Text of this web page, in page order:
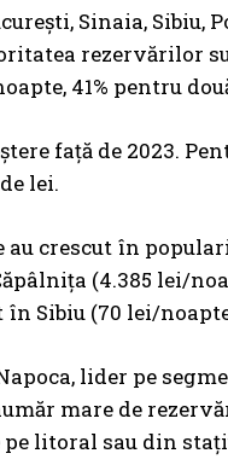
Sinaia, Sibiu,
rezervărilor
41% pentru
față de 2023.
lei.
crescut în
(4.385 lei/
Sibiu (70 lei/
lider pe
mare de
litoral sau din